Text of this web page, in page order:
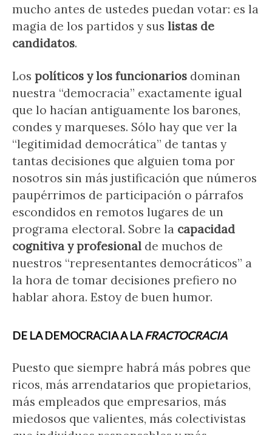
mucho antes de ustedes puedan votar: es la
magia de los partidos y sus listas de
candidatos.
Los políticos y los funcionarios dominan
nuestra “democracia” exactamente igual
que lo hacían antiguamente los barones,
condes y marqueses. Sólo hay que ver la
“legitimidad democrática” de tantas y
tantas decisiones que alguien toma por
nosotros sin más justificación que números
paupérrimos de participación o párrafos
escondidos en remotos lugares de un
programa electoral. Sobre la capacidad
cognitiva y profesional de muchos de
nuestros “representantes democráticos” a
la hora de tomar decisiones prefiero no
hablar ahora. Estoy de buen humor.
DE LA DEMOCRACIA A LAFRACTOCRACIA
Puesto que siempre habrá más pobres que
ricos, más arrendatarios que propietarios,
más empleados que empresarios, más
miedosos que valientes, más colectivistas